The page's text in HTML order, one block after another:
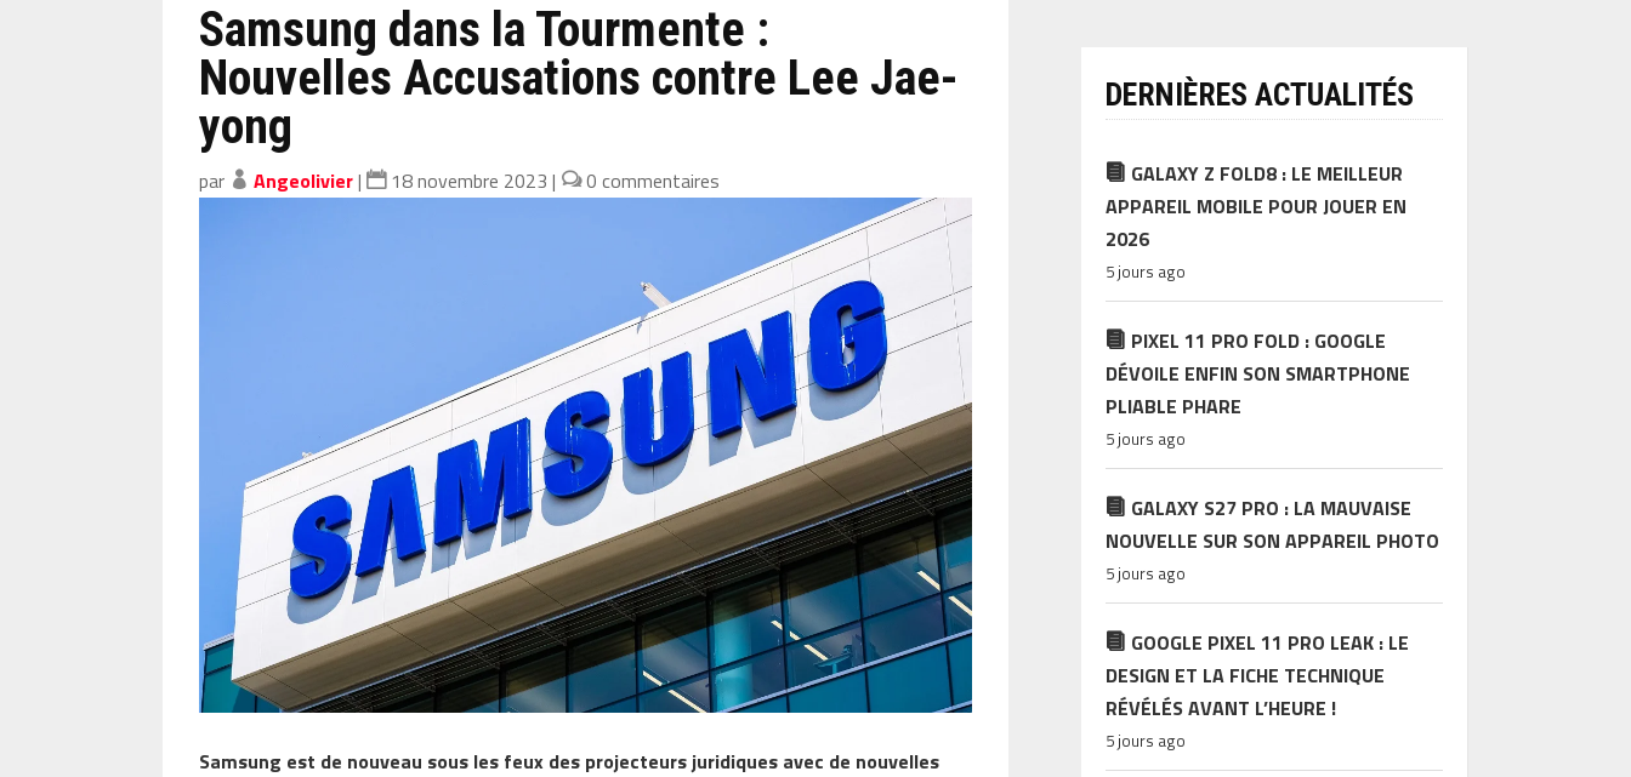
Samsung dans la Tourmente :
Nouvelles Accusations contre Lee Jae-
yong
par Angeolivier| 18 novembre 2023 | 0 commentaires
Samsung est de nouveau sous les feux des projecteurs juridiques avec de nouvelles
DERNIÈRES ACTUALITÉS
GALAXY Z FOLD8 : LE MEILLEUR
APPAREIL MOBILE POUR JOUER EN
2026
5 jours ago
PIXEL 11 PRO FOLD : GOOGLE
DÉVOILE ENFIN SON SMARTPHONE
PLIABLE PHARE
5 jours ago
GALAXY S27 PRO : LA MAUVAISE
NOUVELLE SUR SON APPAREIL PHOTO
5 jours ago
GOOGLE PIXEL 11 PRO LEAK : LE
DESIGN ET LA FICHE TECHNIQUE
RÉVÉLÉS AVANT L’HEURE !
5 jours ago